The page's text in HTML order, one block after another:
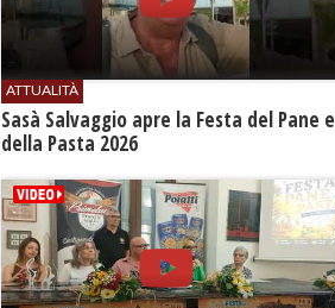
ATTUALITÀ
Sasà Salvaggio apre la Festa del Pane e
della Pasta 2026